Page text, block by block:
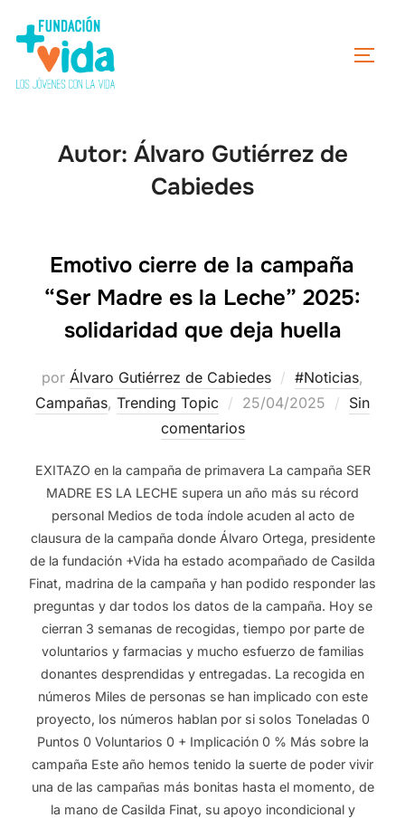
Autor: Álvaro Gutiérrez de
Cabiedes
Emotivo cierre de la campaña
“Ser Madre es la Leche” 2025:
solidaridad que deja huella
por Álvaro Gutiérrez de Cabiedes #Noticias,
Campañas, Trending Topic 25/04/2025
Sin
comentarios
EXITAZO en la campaña de primavera La campaña SER
MADRE ES LA LECHE supera un año más su récord
personal Medios de toda índole acuden al acto de
clausura de la campaña donde Álvaro Ortega, presidente
de la fundación +Vida ha estado acompañado de Casilda
Finat, madrina de la campaña y han podido responder las
preguntas y dar todos los datos de la campaña. Hoy se
cierran 3 semanas de recogidas, tiempo por parte de
voluntarios y farmacias y mucho esfuerzo de familias
donantes desprendidas y entregadas. La recogida en
números Miles de personas se han implicado con este
proyecto, los números hablan por si solos Toneladas 0
Puntos 0 Voluntarios 0 + Implicación 0 % Más sobre la
campaña Este año hemos tenido la suerte de poder vivir
una de las campañas más bonitas hasta el momento, de
la mano de Casilda Finat, su apoyo incondicional y